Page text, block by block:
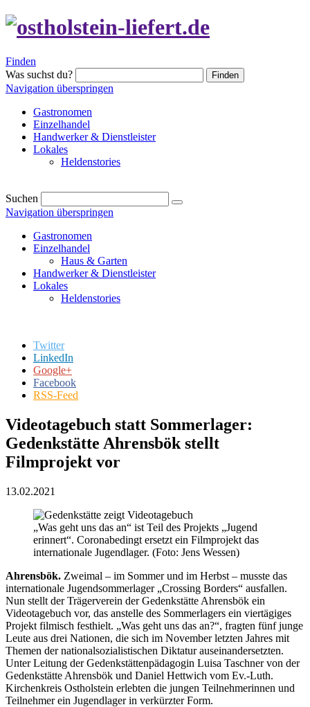
Finden
Was suchst du?
Finden
Navigation überspringen
Gastronomen
Einzelhandel
Handwerker & Dienstleister
Lokales
Heldenstories
Suchen
Navigation überspringen
Gastronomen
Einzelhandel
Haus & Garten
Handwerker & Dienstleister
Lokales
Heldenstories
Twitter
LinkedIn
Google+
Facebook
RSS-Feed
Videotagebuch statt Sommerlager:
Gedenkstätte Ahrensbök stellt
Filmprojekt vor
13.02.2021
„Was geht uns das an“ ist Teil des Projekts „Jugend
erinnert“. Coronabedingt ersetzt ein Filmprojekt das
internationale Jugendlager. (Foto: Jens Wessen)
Ahrensbök. Zweimal – im Sommer und im Herbst – musste das
internationale Jugendsommerlager „Crossing Borders“ ausfallen.
Nun stellt der Trägerverein der Gedenkstätte Ahrensbök ein
Videotagebuch vor, das anstelle des Sommerlagers ein viertägiges
Projekt filmisch festhielt. „Was geht uns das an?“, fragten fünf junge
Leute aus drei Nationen, die sich im November letzten Jahres mit
Themen der nationalsozialistischen Diktatur auseinandersetzten.
Unter Leitung der Gedenkstättenpädagogin Luisa Taschner von der
Gedenkstätte Ahrensbök und Daniel Hettwich vom Ev.-Luth.
Kirchenkreis Ostholstein erlebten die jungen Teilnehmerinnen und
Teilnehmer ein Jugendlager in verkürzter Form.